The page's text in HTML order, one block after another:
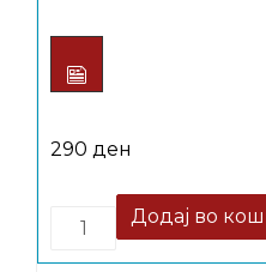
290 ден
Quantity
Додај во